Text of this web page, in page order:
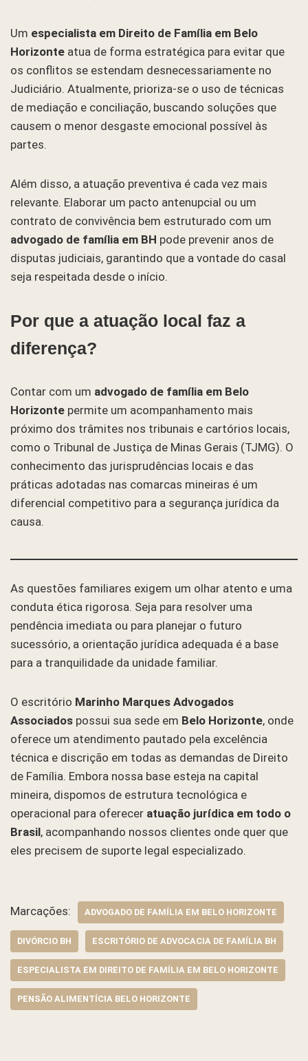
Um especialista em Direito de Família em Belo
Horizonte atua de forma estratégica para evitar que
os conflitos se estendam desnecessariamente no
Judiciário. Atualmente, prioriza-se o uso de técnicas
de mediação e conciliação, buscando soluções que
causem o menor desgaste emocional possível às
partes.
Além disso, a atuação preventiva é cada vez mais
relevante. Elaborar um pacto antenupcial ou um
contrato de convivência bem estruturado com um
advogado de família em BH pode prevenir anos de
disputas judiciais, garantindo que a vontade do casal
seja respeitada desde o início.
Por que a atuação local faz a
diferença?
Contar com um advogado de família em Belo
Horizonte permite um acompanhamento mais
próximo dos trâmites nos tribunais e cartórios locais,
como o Tribunal de Justiça de Minas Gerais (TJMG). O
conhecimento das jurisprudências locais e das
práticas adotadas nas comarcas mineiras é um
diferencial competitivo para a segurança jurídica da
causa.
As questões familiares exigem um olhar atento e uma
conduta ética rigorosa. Seja para resolver uma
pendência imediata ou para planejar o futuro
sucessório, a orientação jurídica adequada é a base
para a tranquilidade da unidade familiar.
O escritório Marinho Marques Advogados
Associados possui sua sede em Belo Horizonte, onde
oferece um atendimento pautado pela excelência
técnica e discrição em todas as demandas de Direito
de Família. Embora nossa base esteja na capital
mineira, dispomos de estrutura tecnológica e
operacional para oferecer atuação jurídica em todo o
Brasil, acompanhando nossos clientes onde quer que
eles precisem de suporte legal especializado.
Marcações: ADVOGADO DE FAMÍLIA EM BELO HORIZONTE
DIVÓRCIO BH ESCRITÓRIO DE ADVOCACIA DE FAMÍLIA BH
ESPECIALISTA EM DIREITO DE FAMÍLIA EM BELO HORIZONTE
PENSÃO ALIMENTÍCIA BELO HORIZONTE